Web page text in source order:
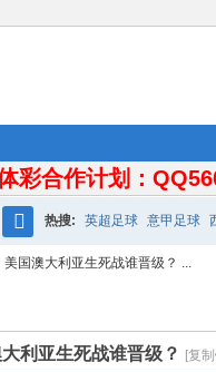
彩合作计划：
搜
热搜: 英超足球 意甲足球
国澳大利亚生死战谁晋级？ ...
利亚生死战谁晋级？ [复